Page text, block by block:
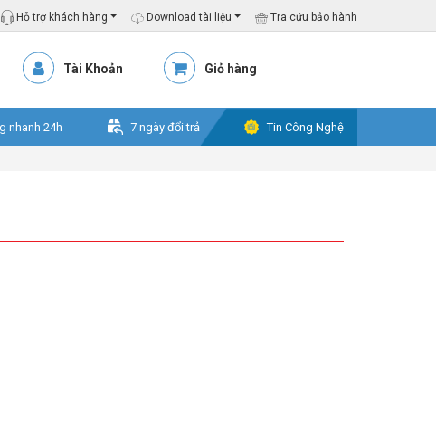
Hỗ trợ khách hàng Download tài liệu Tra cứu bảo hành
Tài Khoản Giỏ hàng
nhanh 24h 7 ngày đổi trả Tin Công Nghệ